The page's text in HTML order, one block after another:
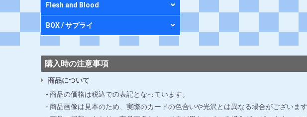
Flesh and Blood
BOX / サプライ
購入時の注意事項
商品について
商品の価格は税込での表記となっています。
商品画像は見本のため、実際のカードの色合いや光沢とは異なる場合がございます